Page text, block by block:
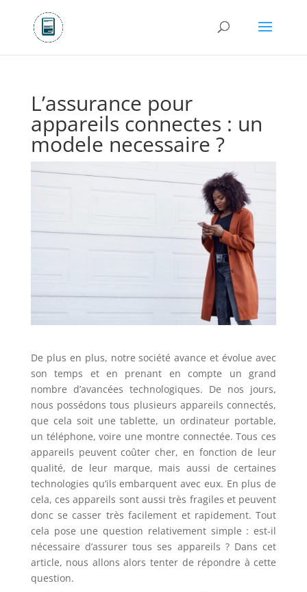
L’assurance pour
appareils connectes : un
modele necessaire ?
De plus en plus, notre société avance et évolue avec
son temps et en prenant en compte un grand
nombre d’avancées technologiques. De nos jours,
nous possédons tous plusieurs appareils connectés,
que cela soit une tablette, un ordinateur portable,
un téléphone, voire une montre connectée. Tous ces
appareils peuvent coûter cher, en fonction de leur
qualité, de leur marque, mais aussi de certaines
technologies qu’ils embarquent avec eux. En plus de
cela, ces appareils sont aussi très fragiles et peuvent
donc se casser très facilement et rapidement. Tout
cela pose une question relativement simple : est-il
nécessaire d’assurer tous ses appareils ? Dans cet
article, nous allons alors tenter de répondre à cette
question.